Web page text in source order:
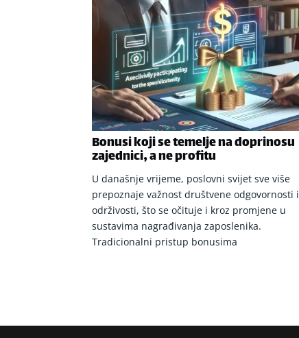
Bonusi koji se temelje na doprinosu
zajednici, a ne profitu
U današnje vrijeme, poslovni svijet sve više
prepoznaje važnost društvene odgovornosti i
održivosti, što se očituje i kroz promjene u
sustavima nagrađivanja zaposlenika.
Tradicionalni pristup bonusima